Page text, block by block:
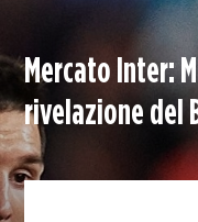
Mercato Inter:
rivelazione del